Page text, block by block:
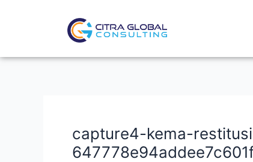
capture4-kema-
navigation